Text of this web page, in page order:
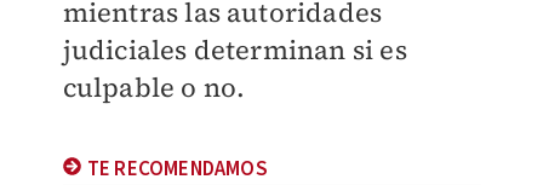
mientras las autoridades
judiciales determinan si es
culpable o no.
TE RECOMENDAMOS